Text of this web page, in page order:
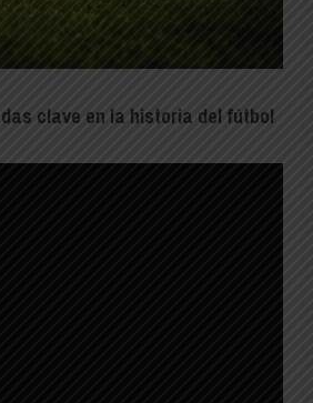
clave en la historia del fútbol